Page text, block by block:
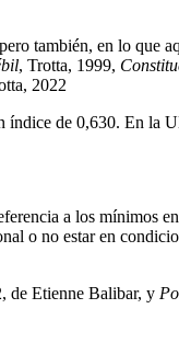
también, en lo que
, Trotta, 1999,
2022
índice de 0,630. En la
a los mínimos
o no estar en
de Etienne Balibar, y